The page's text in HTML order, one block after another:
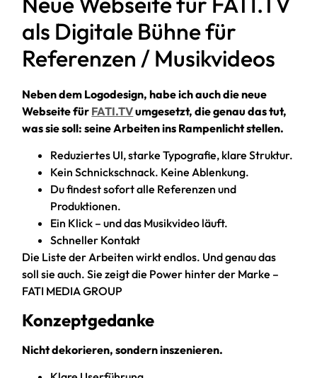
als Digitale Bühne für
Referenzen / Musikvideos
Neben dem Logodesign, habe ich auch die neue
Webseite für FATI.TVumgesetzt, die genau das tut,
was sie soll: seine Arbeiten ins Rampenlicht stellen.
Reduziertes UI, starke Typografie, klare Struktur.
Kein Schnickschnack. Keine Ablenkung.
Du findest sofort alle Referenzen und
Produktionen.
Ein Klick – und das Musikvideo läuft.
Schneller Kontakt
Die Liste der Arbeiten wirkt endlos. Und genau das
soll sie auch. Sie zeigt die Power hinter der Marke –
FATI MEDIA GROUP
Konzeptgedanke
Nicht dekorieren, sondern inszenieren.